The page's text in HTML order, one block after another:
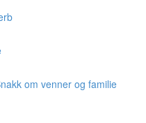
om venner og familie